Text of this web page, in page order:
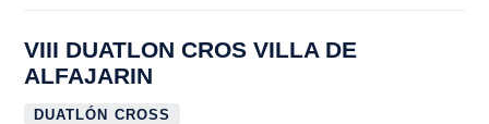
VIII DUATLON CROS VILLA DE
ALFAJARIN
DUATLÓN CROSS